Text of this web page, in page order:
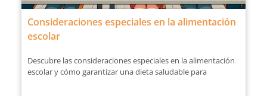
Consideraciones especiales en la alimentación
escolar
Descubre las consideraciones especiales en la alimentación
escolar y cómo garantizar una dieta saludable para